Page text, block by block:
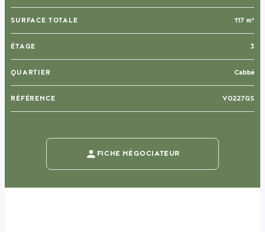
SURFACE TOTALE 117 m²
ÉTAGE 3
QUARTIER Cabbé
RÉFÉRENCE V0227GS
FICHE NÉGOCIATEUR